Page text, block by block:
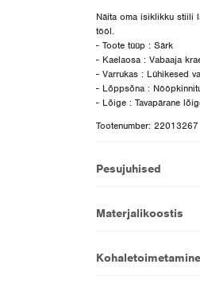
Näita oma isiklikku stiili
tööl.
- Toote tüüp : Särk
- Kaelaosa : Vabaaja
- Varrukas : Lühikesed
- Lõppsõna :
Tootenumber: 22013267
Pesujuhised
Materjalikoostis